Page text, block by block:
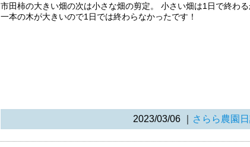
市田柿の大きい畑の次は小さな畑の剪定。 小さい畑は1日で終わ
一本の木が大きいので1日では終わらなかったです！
2023/03/06 さらら農園